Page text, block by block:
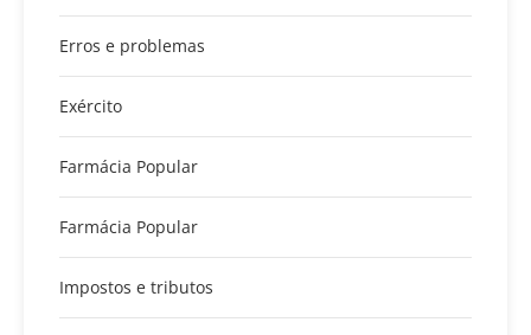
Erros e problemas
Exército
Farmácia Popular
Farmácia Popular
Impostos e tributos